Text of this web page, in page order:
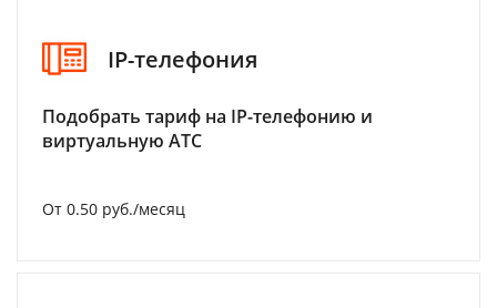
IP-телефония
Подобрать тариф на IP-телефонию и
виртуальную АТС
От 0.50 руб./месяц